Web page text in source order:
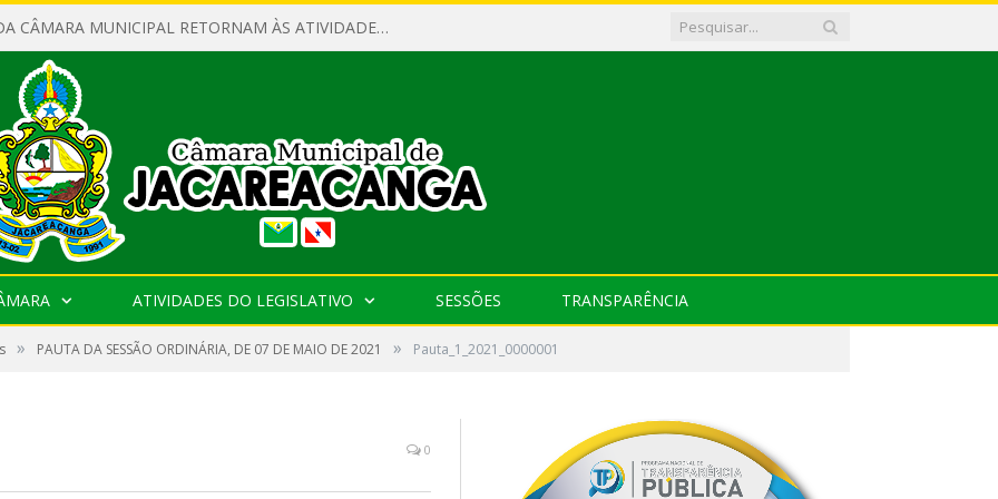
SERVIDORES DA CÂMARA MUNICIPAL RETORNAM ÀS ATIVIDADES APÓS O RECESSO PARLAMENTAR
ATIVIDADES DO LEGISLATIVO SESSÕES TRANSPARÊNCIA
» PAUTA DA SESSÃO ORDINÁRIA, DE 07 DE MAIO DE 2021 » Pauta_1_2021_0000001
0